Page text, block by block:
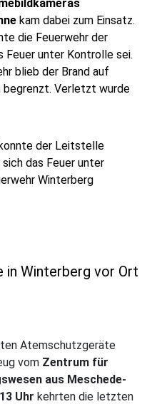
kam dabei zum Einsatz.
die Feuerwehr der
Feuer unter Kontrolle sei.
blieb der Brand auf
begrenzt. Verletzt wurde
der Leitstelle
das Feuer unter
Winterberg
in Winterberg vor Ort
Atemschutzgeräte
vom Zentrum für
aus Meschede-
13 Uhr kehrten die letzten